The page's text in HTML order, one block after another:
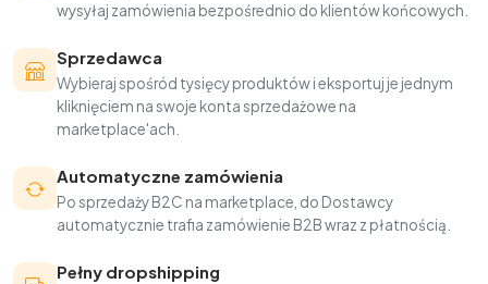
wysyłaj zamówienia bezpośrednio do klientów końcowych.
Sprzedawca
Wybieraj spośród tysięcy produktów i eksportuj je jednym
kliknięciem na swoje konta sprzedażowe na
marketplace'ach.
Automatyczne zamówienia
Po sprzedaży B2C na marketplace, do Dostawcy
automatycznie trafia zamówienie B2B wraz z płatnością.
Pełny dropshipping